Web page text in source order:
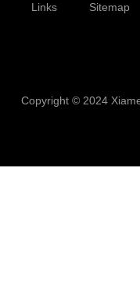
Links Sitemap
Copyright © 2024